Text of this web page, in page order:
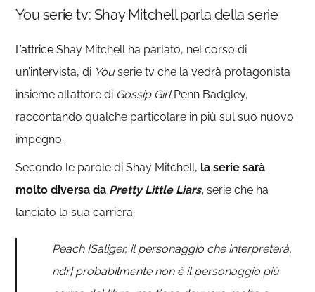
You serie tv: Shay Mitchell parla della serie
L’attrice Shay Mitchell ha parlato, nel corso di
un’intervista, di Youserie tv che la vedrà protagonista
insieme all’attore di Gossip GirlPenn Badgley,
raccontando qualche particolare in più sul suo nuovo
impegno.
Secondo le parole di Shay Mitchell, la serie sarà
molto diversa da Pretty Little Liars, serie che ha
lanciato la sua carriera:
Peach [Saliger, il personaggio che interpreterà,
ndr] probabilmente non è il personaggio più